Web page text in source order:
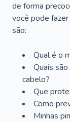
de forma
você pode
são:
Qual é o
Quais
cabelo?
Que
Como
Minhas